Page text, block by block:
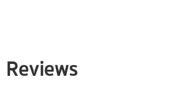
Reviews